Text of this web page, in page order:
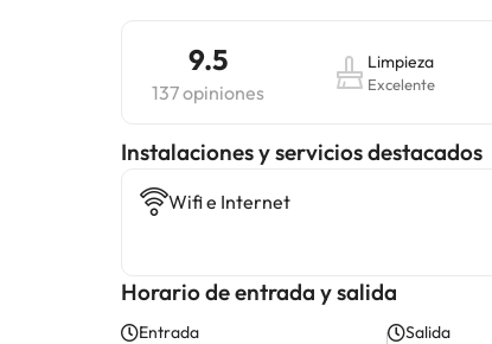
9.5
137 opiniones
Limpieza
Excelente
Instalaciones y servicios destacados
Wifi e Internet
Horario de entrada y salida
Entrada Salida